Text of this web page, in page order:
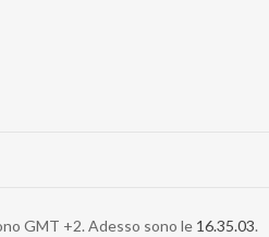
GMT +2. Adesso sono le 16.35.03.